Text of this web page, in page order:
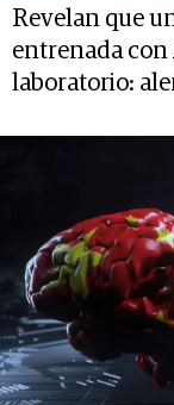
Revelan que
entrenada con
laboratorio: